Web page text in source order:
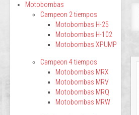
Motobombas
Campeon 2 tiempos
Motobombas H-25
Motobombas H-102
Motobombas XPUMP
Campeon 4 tiempos
Motobombas MRX
Motobombas MRV
Motobombas MRQ
Motobombas MRW